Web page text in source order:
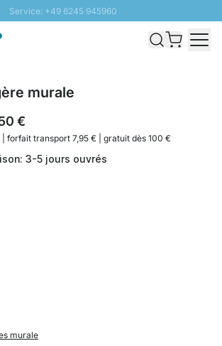
Service: +49 6245 945960
rapide - Livraison gratuite dès 100€
murale
€
| forfait transport 7,95 € | gratuit dès 100 €
3-5 jours ouvrés
murale